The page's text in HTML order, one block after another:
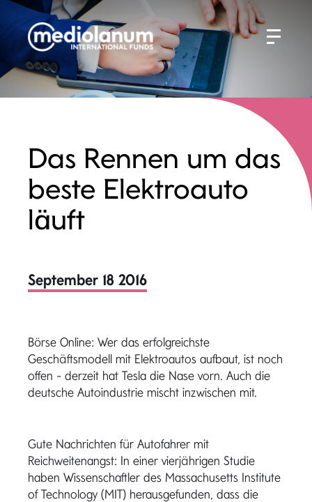
Das Rennen um das
beste Elektroauto
läuft
September 18 2016
Börse Online: Wer das erfolgreichste
Geschäftsmodell mit Elektroautos aufbaut, ist noch
offen - derzeit hat Tesla die Nase vorn. Auch die
deutsche Autoindustrie mischt inzwischen mit.
Gute Nachrichten für Autofahrer mit
Reichweitenangst: In einer vierjährigen Studie
haben Wissenschaftler des Massachusetts Institute
of Technology (MIT) herausgefunden, dass die